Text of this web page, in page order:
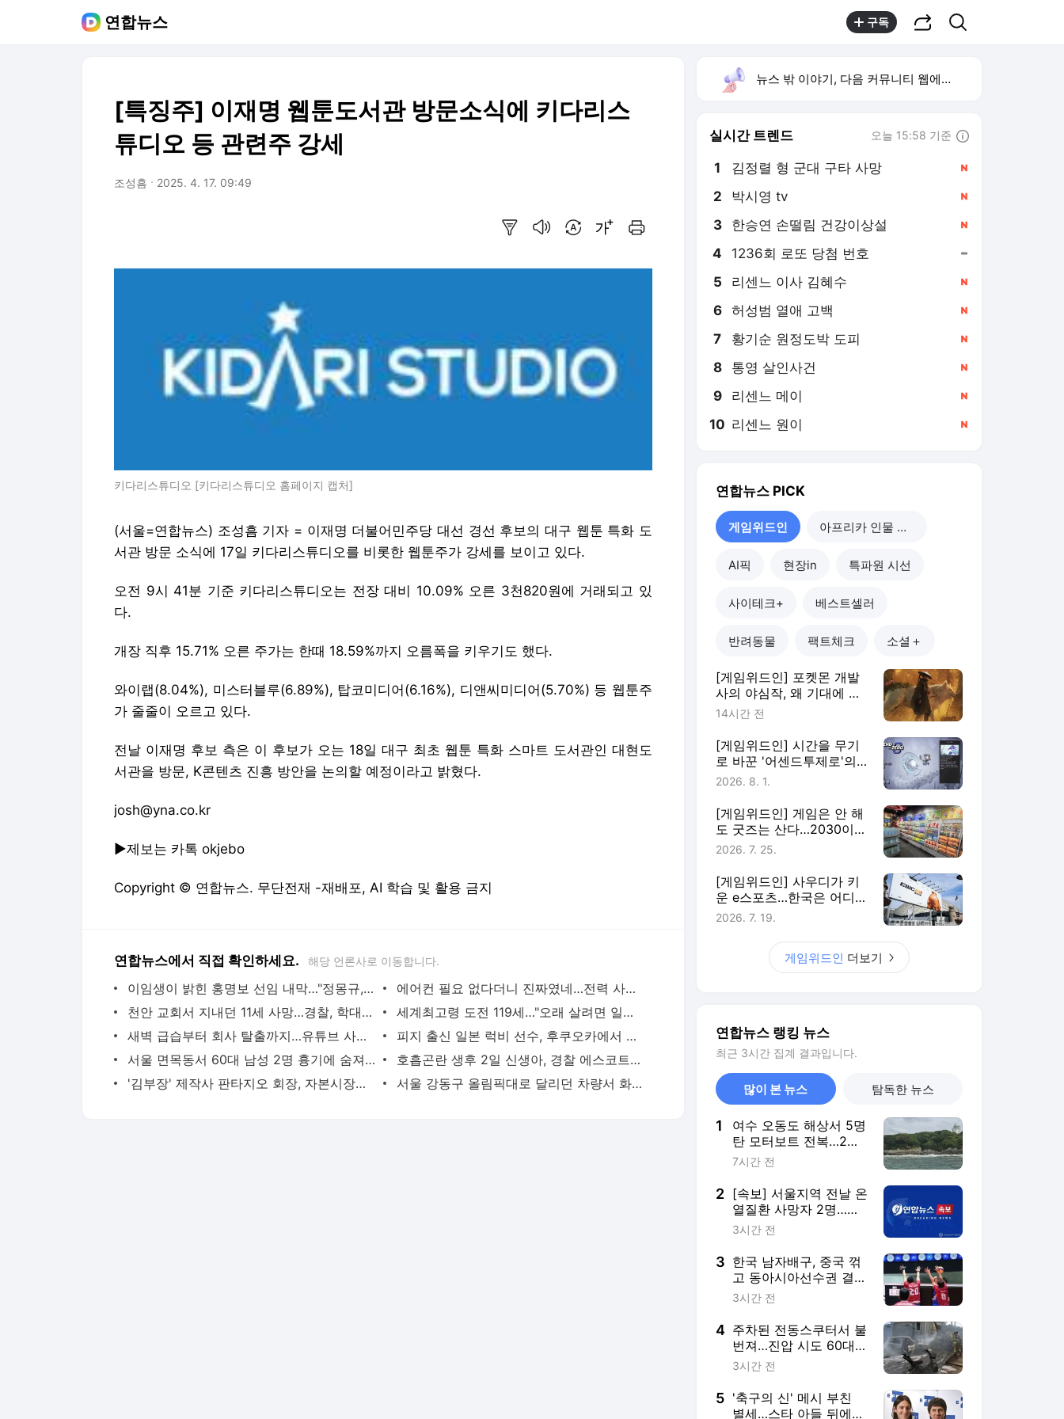
연합뉴스 구독
[특징주] 이재명 웹툰도서관 방문소식에 키다리스
튜디오 등 관련주 강세
조성흠 2025. 4. 17. 09:49
키다리스튜디오 [키다리스튜디오 홈페이지 캡처]
(서울=연합뉴스) 조성흠 기자 = 이재명 더불어민주당 대선 경선 후보의 대구 웹툰 특화 도
서관 방문 소식에 17일 키다리스튜디오를 비롯한 웹툰주가 강세를 보이고 있다.
오전 9시 41분 기준 키다리스튜디오는 전장 대비 10.09% 오른 3천820원에 거래되고 있
다.
개장 직후 15.71% 오른 주가는 한때 18.59%까지 오름폭을 키우기도 했다.
와이랩(8.04%), 미스터블루(6.89%), 탑코미디어(6.16%), 디앤씨미디어(5.70%) 등 웹툰주
가 줄줄이 오르고 있다.
전날 이재명 후보 측은 이 후보가 오는 18일 대구 최초 웹툰 특화 스마트 도서관인 대현도
서관을 방문, K콘텐츠 진흥 방안을 논의할 예정이라고 밝혔다.
josh@yna.co.kr
▶제보는 카톡 okjebo
Copyright © 연합뉴스. 무단전재 -재배포, AI 학습 및 활용 금지
연합뉴스에서 직접 확인하세요. 해당 언론사로 이동합니다.
이임생이 밝힌 홍명보 선임 내막…"정몽규, TD판단 믿는다고 해"(종합) | 연합뉴스
에어컨 필요 없다더니 진짜였네…전력 사용량으로 본 냉방 도시 | 연합뉴스
천안 교회서 지내던 11세 사망…경찰, 학대치사 여부 수사(종합) | 연합뉴스
세계최고령 도전 119세…"오래 살려면 일하고 건강하게 먹어라" | 연합뉴스
새벽 급습부터 회사 탈출까지…유튜브 사로잡은 '날것'의 일상 | 연합뉴스
피지 출신 일본 럭비 선수, 후쿠오카에서 훈련 중 열사병 사망 | 연합뉴스
서울 면목동서 60대 남성 2명 흉기에 숨져…지인 사이 추정(종합) | 연합뉴스
호흡곤란 생후 2일 신생아, 경찰 에스코트로 생명 구해 | 연합뉴스
'김부장' 제작사 판타지오 회장, 자본시장법 위반 혐의 피소 | 연합뉴스
서울 강동구 올림픽대로 달리던 차량서 화재…구간 정체 | 연합뉴스
뉴스 밖 이야기, 다음 커뮤니티 웹에서 보기
실시간 트렌드 오늘 15:58 기준
1 김정렬 형 군대 구타 사망
2 박시영 tv
3 한승연 손떨림 건강이상설
4 1236회 로또 당첨 번호
5 리센느 이사 김혜수
6 허성범 열애 고백
7 황기순 원정도박 도피
8 통영 살인사건
9 리센느 메이
10 리센느 원이
연합뉴스 PICK
게임위드인 아프리카 인물 열전
AI픽 현장in 특파원 시선
사이테크+ 베스트셀러
반려동물 팩트체크 소셜＋
[게임위드인] 포켓몬 개발
사의 야심작, 왜 기대에 못
미쳤나
14시간 전
[게임위드인] 시간을 무기
로 바꾼 '어센드투제로'의
실험
2026. 8. 1.
[게임위드인] 게임은 안 해
도 굿즈는 산다…2030이
게임에 남는 법
2026. 7. 25.
[게임위드인] 사우디가 키
운 e스포츠…한국은 어디에
있나
2026. 7. 19.
게임위드인 더보기
연합뉴스 랭킹 뉴스
최근 3시간 집계 결과입니다.
많이 본 뉴스 탐독한 뉴스
1
여수 오동도 해상서 5명
탄 모터보트 전복…2명
사망(종합3보)
7시간 전
2 [속보] 서울지역 전날 온
열질환 사망자 2명…올
해 최다
3시간 전
3 한국 남자배구, 중국 꺾
고 동아시아선수권 결승
행…9일 한일전
3시간 전
4 주차된 전동스쿠터서 불
번져…진압 시도 60대 2
도 화상(종합)
3시간 전
5 '축구의 신' 메시 부친
별세…스타 아들 뒤에